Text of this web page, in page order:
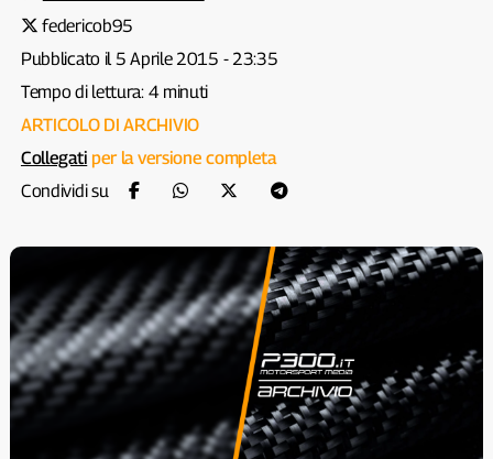
federicob95
Pubblicato il 5 Aprile 2015 - 23:35
Tempo di lettura: 4 minuti
ARTICOLO DI ARCHIVIO
Collegati per la versione completa
Condividi su